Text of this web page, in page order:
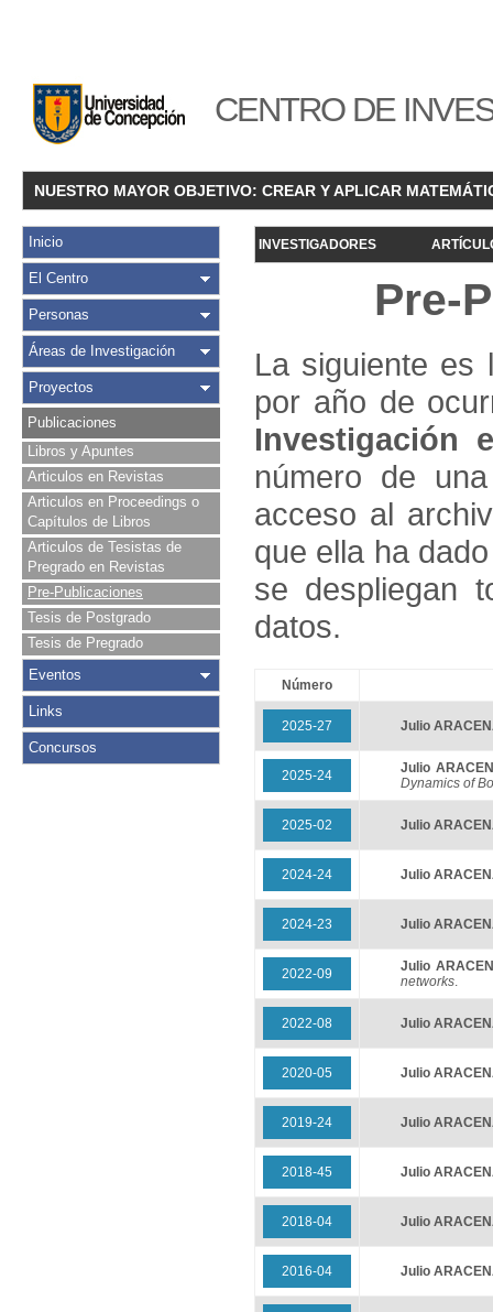
CENTRO DE
NUESTRO MAYOR OBJETIVO: CREAR Y APLICAR
Inicio
El Centro
Personas
Áreas de Investigación
Proyectos
Publicaciones
Libros y Apuntes
Articulos en Revistas
Articulos en Proceedings o
Capítulos de Libros
Articulos de Tesistas de
Pregrado en Revistas
Pre-Publicaciones
Tesis de Postgrado
Tesis de Pregrado
Eventos
Links
Concursos
INVESTIGADORES
Pre-
La siguiente es
por año de
Investigación
número de
acceso al
que ella ha
se despliegan
datos.
Número
2025-27 Julio
2025-24
Julio
Dynamics of
2025-02 Julio
2024-24 Julio
2024-23 Julio
2022-09
Julio
networks.
2022-08 Julio
2020-05 Julio
2019-24 Julio
2018-45 Julio
2018-04 Julio
2016-04 Julio